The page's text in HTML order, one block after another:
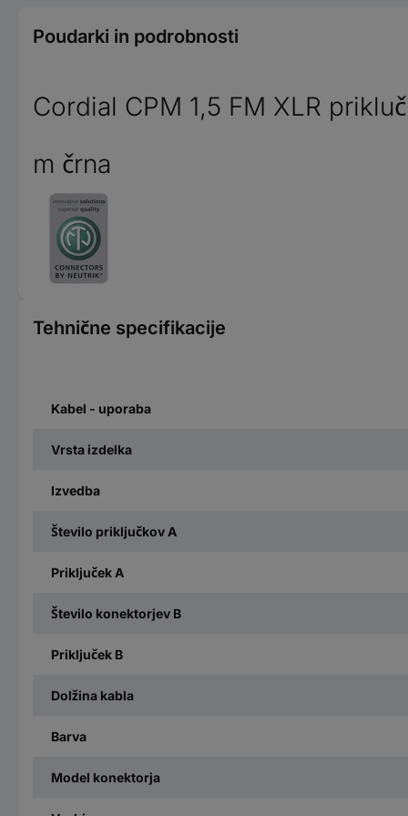
Poudarki in podrobnosti
Cordial CPM 1,5 FM XLR
m črna
Tehnične specifikacije
Kabel - uporaba
Vrsta izdelka
Izvedba
Število priključkov A
Priključek A
Število konektorjev B
Priključek B
Dolžina kabla
Barva
Model konektorja